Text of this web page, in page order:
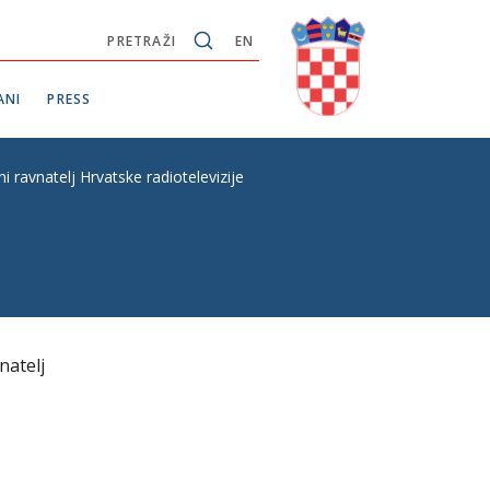
EN
PRETRAŽI
PRESS
ravnatelj Hrvatske radiotelevizije